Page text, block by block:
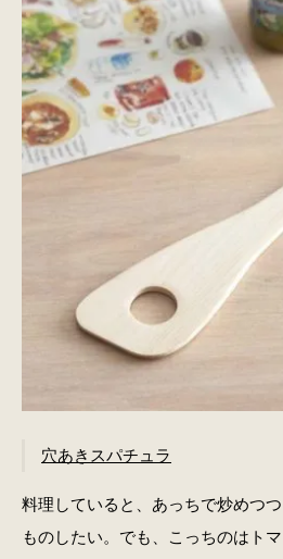
穴あきスパチュラ
料理していると、あっちで炒めつ
ものしたい。でも、こっちのはト